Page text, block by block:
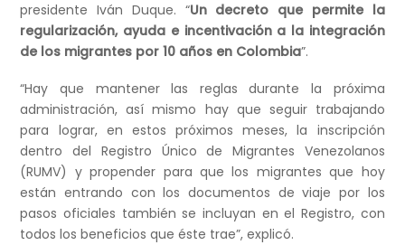
presidente Iván Duque. “Un decreto que permite la
regularización, ayuda e incentivación a la integración
de los migrantes por 10 años en Colombia”.
“Hay que mantener las reglas durante la próxima
administración, así mismo hay que seguir trabajando
para lograr, en estos próximos meses, la inscripción
dentro del Registro Único de Migrantes Venezolanos
(RUMV) y propender para que los migrantes que hoy
están entrando con los documentos de viaje por los
pasos oficiales también se incluyan en el Registro, con
todos los beneficios que éste trae”, explicó.